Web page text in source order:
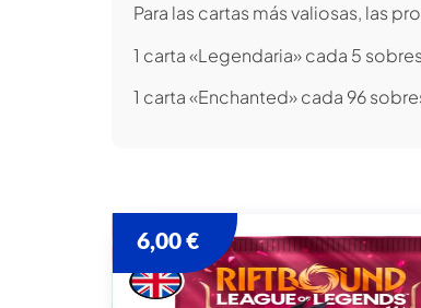
Para las cartas más valiosas, las
1 carta «Legendaria» cada 5
1 carta «Enchanted» cada 96
6,00€